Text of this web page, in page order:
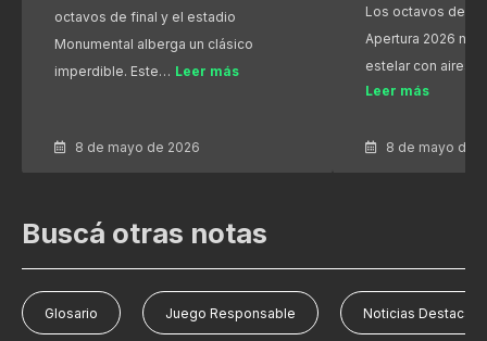
octavos de final y el estadio
Monumental alberga un clásico
imperdible. Este… Leer más
8 de mayo de 2026
Los octavos de
Apertura 2026
estelar con aires
Leer más
8 de mayo de
Buscá otras notas
Glosario Juego Responsable Noticias